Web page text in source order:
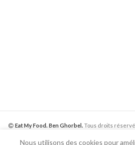
Eat My Food. Ben Ghorbel. Tous droits
Nous utilisons des cookies pour